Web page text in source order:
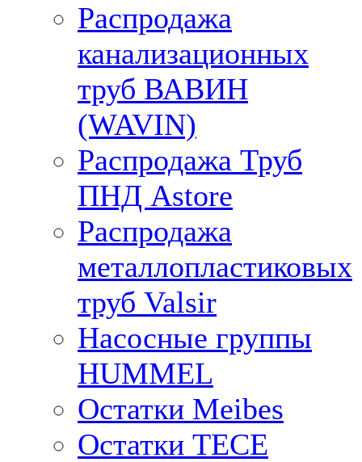
Распродажа
канализационных
труб ВАВИН
(WAVIN)
Распродажа Труб
ПНД Astore
Распродажа
металлопластиковых
труб Valsir
Насосные группы
HUMMEL
Остатки Meibes
Остатки ТЕСЕ